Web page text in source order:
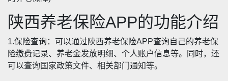
陕西养老保险APP的功能介绍
1.保险查询：可以通过陕西养老保险APP查询自己的养老保
险缴费记录、养老金发放明细、个人账户信息等。同时，还
可以查询国家政策文件、相关部门通知等。